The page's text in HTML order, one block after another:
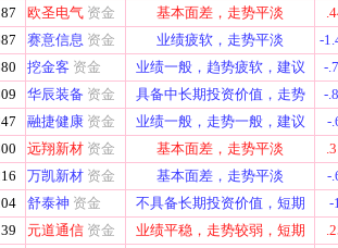
欧圣电气 资金 基本面差，走势平淡
赛意信息 资金 业绩疲软，走势平淡 -
挖金客 资金 业绩一般，趋势疲软，建议 -
华辰装备 资金 具备中长期投资价值，走势 -
融捷健康 资金 业绩一般，走势一般，建议 -
远翔新材 资金 基本面差，走势平淡
万凯新材 资金 基本面差，走势平淡 -
舒泰神 资金 不具备长期投资价值，短期 -
元道通信 资金 业绩平稳，走势较弱，短期